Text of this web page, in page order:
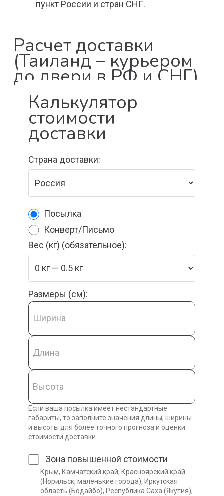
пункт России и стран СНГ.
Расчет доставки
(Таиланд – курьером
до двери в РФ и СНГ)
Калькулятор
стоимости
доставки
Страна доставки:
Посылка
Конверт/Письмо
Вес (кг) (обязательное):
Размеры (см):
Если ваша посылка имеет нестандартные
габариты, то заполните значения длины, ширины
и высоты для более точного прогноза и оценки
стоимости доставки.
Зона повышенной стоимости
Крым, Камчатский край, Красноярский край
(Норильск, маленькие города), Иркутская
область (Бодайбо), Республика Саха (Якутия),